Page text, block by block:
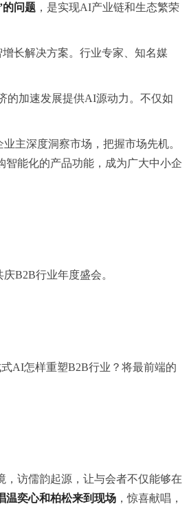
的问题 ，是实现AI产业链和生态繁荣
长解决方案。行业专家、知名媒
的加速发展提供AI源动力。不仅如
主深度洞察市场，把握市场先机。
智能化的产品功能，成为广大中小企
B2B行业年度盛会。
AI怎样重塑B2B行业？将最前端的
访儒韵起源，让与会者不仅能够在
温奕心和柏松来到现场 ，惊喜献唱，